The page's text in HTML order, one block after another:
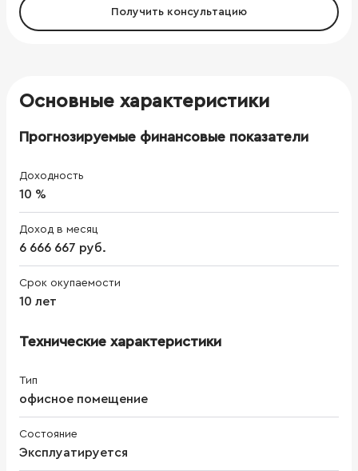
Получить консультацию
Основные характеристики
Прогнозируемые финансовые показатели
Доходность
10 %
Доход в месяц
6 666 667 руб.
Срок окупаемости
10 лет
Технические характеристики
Тип
офисное помещение
Состояние
Эксплуатируется